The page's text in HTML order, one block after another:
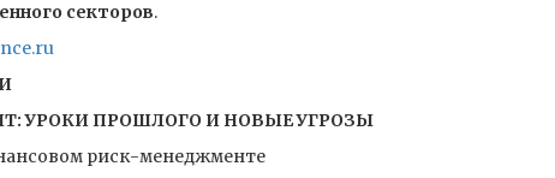
секторов.
УРОКИ ПРОШЛОГО И НОВЫЕ УГРОЗЫ
риск-менеджменте